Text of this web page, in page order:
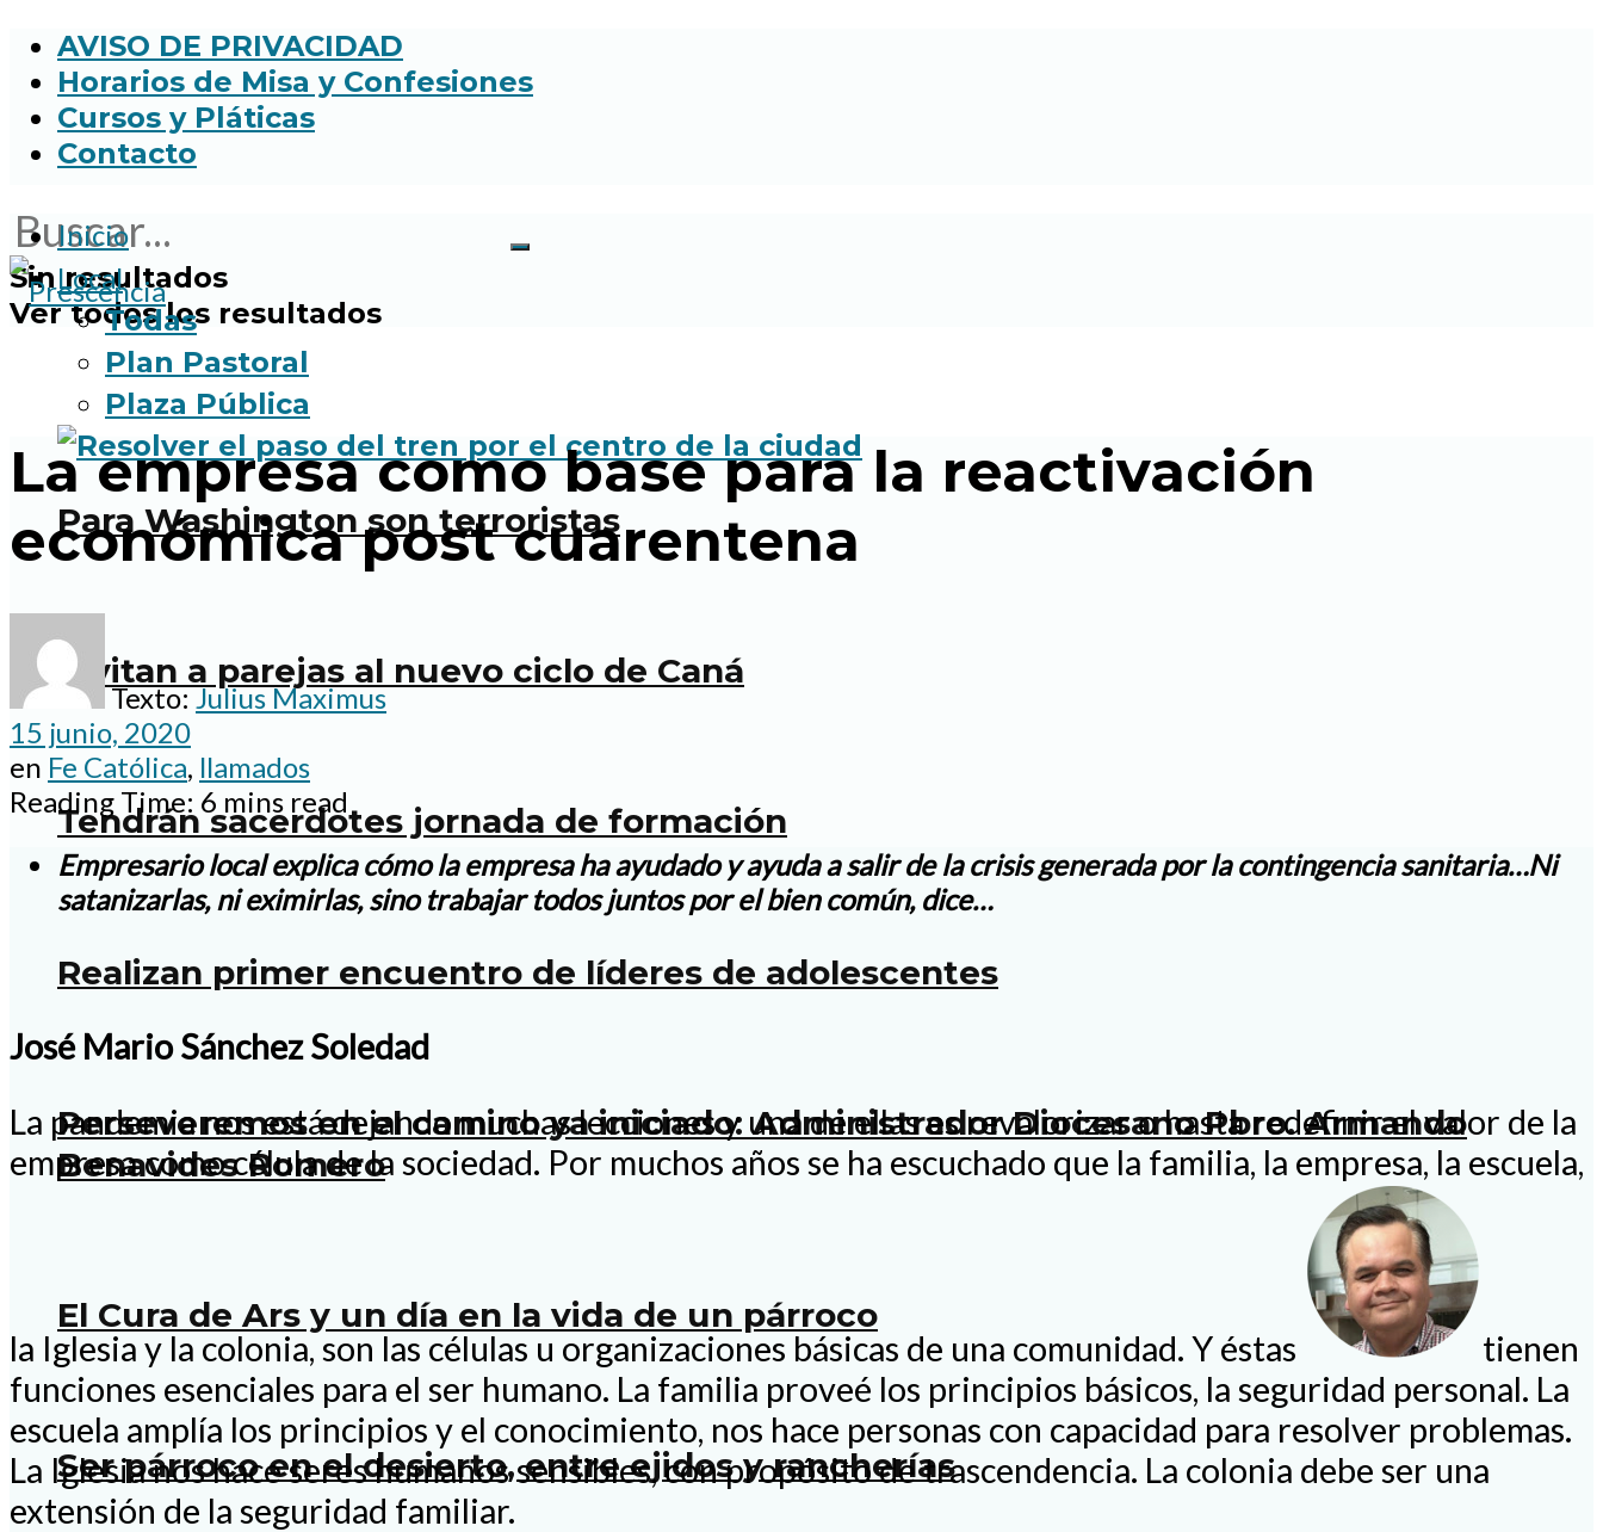
AVISO DE PRIVACIDAD
Horarios de Misa y Confesiones
Cursos y Pláticas
Contacto
Sin resultados
Ver todos los resultados
Inicio
Local
Todas
Plan Pastoral
Plaza Pública
Para Washington son terroristas
Invitan a parejas al nuevo ciclo de Caná
Tendrán sacerdotes jornada de formación
Realizan primer encuentro de líderes de adolescentes
Perseveremos en el camino ya iniciado: Administrador Diocesano Pbro. Armando
Benavides Romero
El Cura de Ars y un día en la vida de un párroco
Ser párroco en el desierto, entre ejidos y rancherías
La empresa como base para la reactivación
económica post cuarentena
Texto:Julius Maximus
15 junio, 2020
en Fe Católica, llamados
Reading Time: 6 mins read
Empresario local explica cómo la empresa ha ayudado y ayuda a salir de la crisis generada por la contingencia sanitaria…Ni
satanizarlas, ni eximirlas, sino trabajar todos juntos por el bien común, dice…
José Mario Sánchez Soledad
La pandemia nos está dejando muchas lecciones y una de ellas es revalorizar o hasta redefinir el valor de la
empresa como célula de la sociedad. Por muchos años se ha escuchado que la familia, la empresa, la escuela,
la Iglesia y la colonia, son las células u organizaciones básicas de una comunidad. Y éstas
tienen
funciones esenciales para el ser humano. La familia proveé los principios básicos, la seguridad personal. La
escuela amplía los principios y el conocimiento, nos hace personas con capacidad para resolver problemas.
La Iglesia nos hace seres humanos sensibles, con propósito de trascendencia. La colonia debe ser una
extensión de la seguridad familiar.